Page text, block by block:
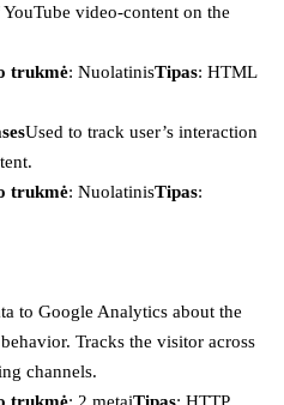
video-content on the
trukmė: NuolatinisTipas: HTML
Used to track user’s interaction
trukmė: NuolatinisTipas:
to Google Analytics about the
Tracks the visitor across
channels.
trukmė: 2 metaiTipas: HTTP